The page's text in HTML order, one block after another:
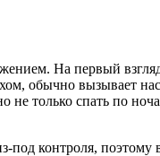
На первый
обычно вызывает
не только спать по
контроля, поэтому